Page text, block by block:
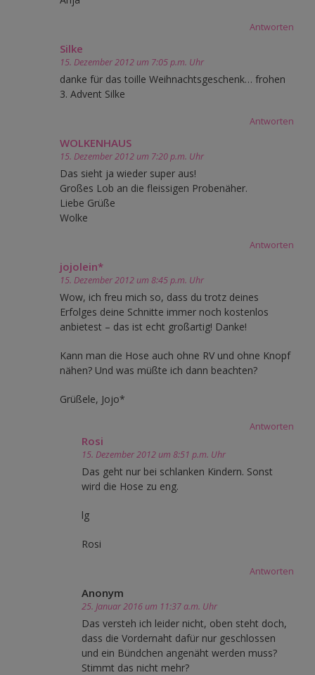
Antworten
Silke
15. Dezember 2012 um 7:05 p.m. Uhr
danke für das toille Weihnachtsgeschenk… frohen
3. Advent Silke
Antworten
WOLKENHAUS
15. Dezember 2012 um 7:20 p.m. Uhr
Das sieht ja wieder super aus!
Großes Lob an die fleissigen Probenäher.
Liebe Grüße
Wolke
Antworten
jojolein*
15. Dezember 2012 um 8:45 p.m. Uhr
Wow, ich freu mich so, dass du trotz deines
Erfolges deine Schnitte immer noch kostenlos
anbietest – das ist echt großartig! Danke!
Kann man die Hose auch ohne RV und ohne Knopf
nähen? Und was müßte ich dann beachten?
Grüßele, Jojo*
Antworten
Rosi
15. Dezember 2012 um 8:51 p.m. Uhr
Das geht nur bei schlanken Kindern. Sonst
wird die Hose zu eng.
lg
Rosi
Antworten
Anonym
25. Januar 2016 um 11:37 a.m. Uhr
Das versteh ich leider nicht, oben steht doch,
dass die Vordernaht dafür nur geschlossen
und ein Bündchen angenäht werden muss?
Stimmt das nicht mehr?